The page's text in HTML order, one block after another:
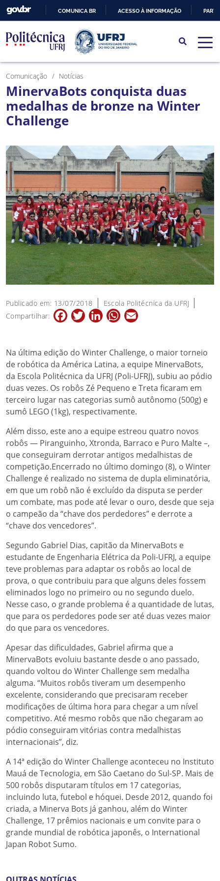
PARA
O
CONTEÚDO
COMUNICA BR ACESSO À INFORMAÇÃO
Comunicação Notícias
MinervaBots conquista duas
medalhas de bronze na Winter
Challenge
Publicado em: 13/07/2018
Escola Politécnica da UFRJ
Compartilhar:
FacebookTwitterLinkedInWhatsApp
Na última edição do Winter Challenge, o maior torneio
de robótica da América Latina, a equipe MinervaBots,
da Escola Politécnica da UFRJ (Poli-UFRJ), subiu ao pódio
duas vezes. Os robôs Zé Pequeno e Treta ficaram em
terceiro lugar nas categorias sumô autônomo (500g) e
sumô LEGO (1kg), respectivamente.
Além disso, este ano a equipe estreou quatro novos
robôs — Piranguinho, Xtronda, Barraco e Puro Malte –,
que conseguiram derrotar antigos medalhistas de
competição.Encerrado no último domingo (8), o Winter
Challenge é realizado no sistema de dupla eliminatória,
em que um robô não é excluído da disputa se perder
um combate, mas pode até levar o ouro, desde que seja
o campeão da “chave dos perdedores” e derrote a
“chave dos vencedores”.
Segundo Gabriel Dias, capitão da MinervaBots e
estudante de Engenharia Elétrica da Poli-UFRJ, a equipe
teve problemas para adaptar os robôs ao local de
prova, o que contribuiu para que alguns deles fossem
eliminados logo no primeiro ou no segundo duelo.
Nesse caso, o grande problema é a quantidade de lutas,
que para os perdedores pode ser até duas vezes maior
do que para os vencedores.
Apesar das dificuldades, Gabriel afirma que a
MinervaBots evoluiu bastante desde o ano passado,
quando voltou do Winter Challenge sem medalha
alguma. “Muitos robôs tiveram um desempenho
excelente, considerando que precisaram receber
modificações de última hora para chegar a um nível
competitivo. Até mesmo robôs que não chegaram ao
pódio conseguiram vitórias contra medalhistas
internacionais”, diz.
A 14ª edição do Winter Challenge aconteceu no Instituto
Mauá de Tecnologia, em São Caetano do Sul-SP. Mais de
500 robôs disputaram títulos em 17 categorias,
incluindo luta, futebol e hóquei. Desde 2012, quando foi
criada, a Minerva Bots já ganhou, além do Winter
Challenge, 17 prêmios nacionais e um convite para o
grande mundial de robótica japonês, o International
Japan Robot Sumo.